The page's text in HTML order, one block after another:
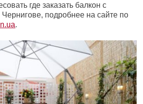
где заказать балкон с
подробнее на сайте по
.